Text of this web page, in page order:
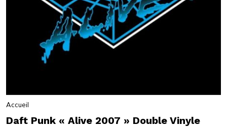
Accueil
Daft Punk « Alive 2007 » Double Vinyle